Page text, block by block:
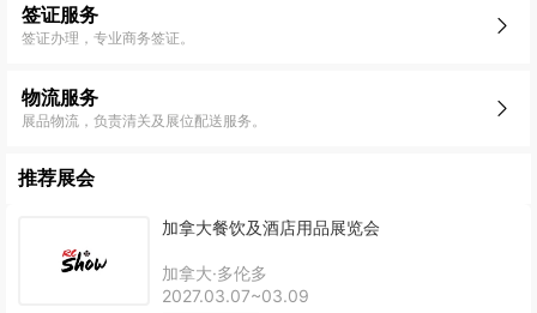
签证服务
签证办理，专业商务签证。
物流服务
展品物流，负责清关及展位配送服务。
推荐展会
加拿大餐饮及酒店用品展览会
加拿大·多伦多
2027.03.07~03.09